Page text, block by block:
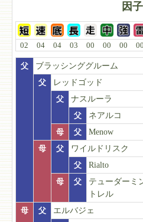
因子
02 04 04 03 00 00 00 00
父
ブラッシンググルーム
父
レッドゴッド
父
ナスルーラ
父
ネアルコ
母
父
Menow
母
父
ワイルドリスク
父
Rialto
母
父
テューダーミ
トレル
母
父
エルバジェ